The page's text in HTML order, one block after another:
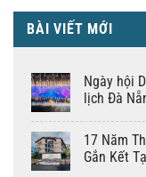
BÀI VIẾT MỚI
Ngày hội
lịch Đà
17 Năm
Gắn Kết